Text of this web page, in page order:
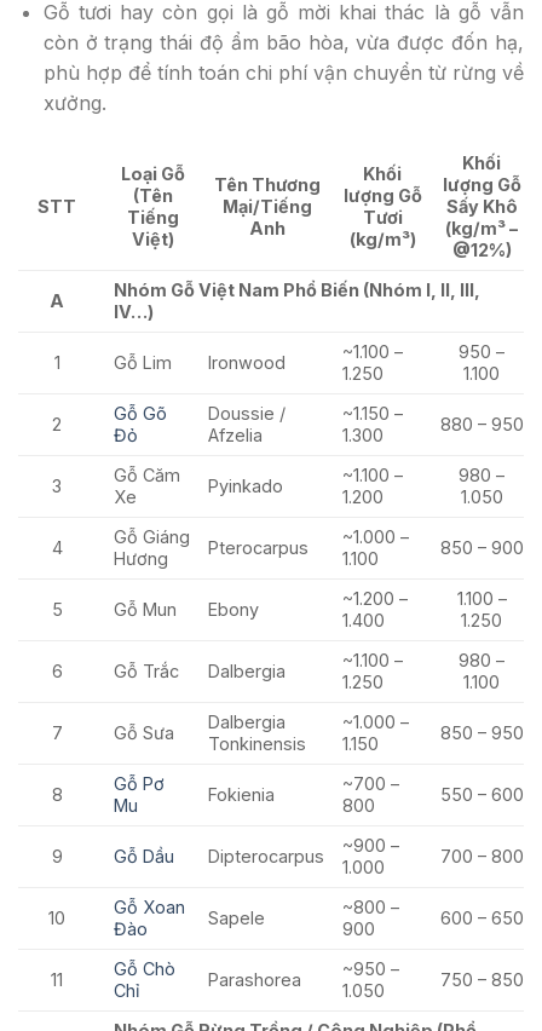
Gỗ tươi hay còn gọi là gỗ mời khai thác là gỗ vẫn
còn ở trạng thái độ ẩm bão hòa, vừa được đốn hạ,
phù hợp để tính toán chi phí vận chuyển từ rừng về
xưởng.
STT
Loại Gỗ
(Tên
Tiếng
Việt)
Tên Thương
Mại/Tiếng
Anh
Khối
lượng Gỗ
Tươi
(kg/m³)
Khối
lượng Gỗ
Sấy Khô
(kg/m³ –
@12%)
A
Nhóm Gỗ Việt Nam Phổ Biến (Nhóm I, II, III,
IV…)
1 Gỗ Lim Ironwood
~1.100 –
1.250
950 –
1.100
2
Gỗ Gõ
Đỏ
Doussie /
Afzelia
~1.150 –
1.300
880 – 950
3
Gỗ Căm
Xe
Pyinkado
~1.100 –
1.200
980 –
1.050
4
Gỗ Giáng
Hương
Pterocarpus
~1.000 –
1.100
850 – 900
5 Gỗ Mun Ebony
~1.200 –
1.400
1.100 –
1.250
6 Gỗ Trắc Dalbergia
~1.100 –
1.250
980 –
1.100
7 Gỗ Sưa
Dalbergia
Tonkinensis
~1.000 –
1.150
850 – 950
8
Gỗ Pơ
Mu
Fokienia
~700 –
800
550 – 600
9 Gỗ Dầu Dipterocarpus
~900 –
1.000
700 – 800
10
Gỗ Xoan
Đào
Sapele
~800 –
900
600 – 650
11
Gỗ Chò
Chỉ
Parashorea
~950 –
1.050
750 – 850